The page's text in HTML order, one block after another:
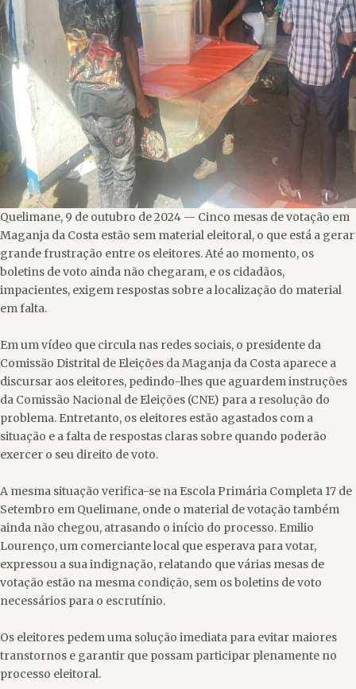
Quelimane, 9 de outubro de 2024 — Cinco mesas de votação em
Maganja da Costa estão sem material eleitoral, o que está a gerar
grande frustração entre os eleitores. Até ao momento, os
boletins de voto ainda não chegaram, e os cidadãos,
impacientes, exigem respostas sobre a localização do material
em falta.
Em um vídeo que circula nas redes sociais, o presidente da
Comissão Distrital de Eleições da Maganja da Costa aparece a
discursar aos eleitores, pedindo-lhes que aguardem instruções
da Comissão Nacional de Eleições (CNE) para a resolução do
problema. Entretanto, os eleitores estão agastados com a
situação e a falta de respostas claras sobre quando poderão
exercer o seu direito de voto.
A mesma situação verifica-se na Escola Primária Completa 17 de
Setembro em Quelimane, onde o material de votação também
ainda não chegou, atrasando o início do processo. Emilio
Lourenço, um comerciante local que esperava para votar,
expressou a sua indignação, relatando que várias mesas de
votação estão na mesma condição, sem os boletins de voto
necessários para o escrutínio.
Os eleitores pedem uma solução imediata para evitar maiores
transtornos e garantir que possam participar plenamente no
processo eleitoral.